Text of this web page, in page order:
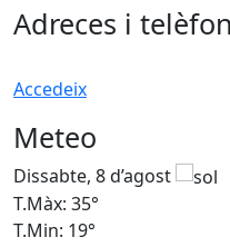
Adreces i
Accedeix
Meteo
Dissabte, 8 d’agost
T.Màx: 35°
T.Min: 19°